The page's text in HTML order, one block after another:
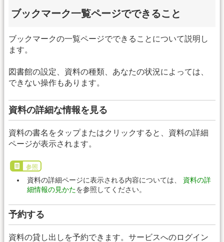
ブックマーク一覧ページでできること
ブックマークの一覧ページでできることについて説明し
ます。
図書館の設定、資料の種類、あなたの状況によっては、
できない操作もあります。
資料の詳細な情報を見る
資料の書名をタップまたはクリックすると、資料の詳細
ページが表示されます。
参照
資料の詳細ページに表示される内容については、 資料の詳
細情報の見かたを参照してください。
予約する
資料の貸し出しを予約できます。サービスへのログイン